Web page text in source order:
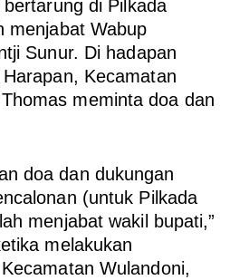
di Pilkada
menjabat Wabup
Sunur. Di hadapan
Kecamatan
meminta doa dan
doa dan dukungan
(untuk Pilkada
menjabat wakil bupati,”
melakukan
Wulandoni,